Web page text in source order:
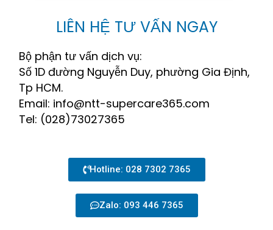
LIÊN HỆ TƯ VẤN NGAY
Bộ phận tư vấn dịch vụ:
Số 1D đường Nguyễn Duy, phường Gia Định,
Tp HCM.
Email: info@ntt-supercare365.com
Tel: (028)73027365
Hotline: 028 7302 7365
Zalo: 093 446 7365